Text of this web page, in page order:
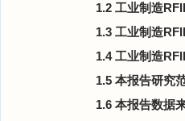
1.2 工业制造
1.3 工业制造
1.4 工业制造
1.5 本报告研究
1.6 本报告数据